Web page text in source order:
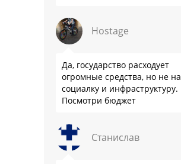
Hostage
Да, государство расходует
огромные средства, но не на
социалку и инфраструктуру.
Посмотри бюджет
Станислав